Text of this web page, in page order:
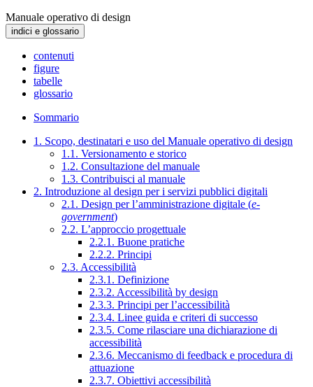
Manuale operativo di design
indici e glossario
contenuti
figure
tabelle
glossario
Sommario
1. Scopo, destinatari e uso del Manuale operativo di design
1.1. Versionamento e storico
1.2. Consultazione del manuale
1.3. Contribuisci al manuale
2. Introduzione al design per i servizi pubblici digitali
2.1. Design per l’amministrazione digitale (e-
government)
2.2. L’approccio progettuale
2.2.1. Buone pratiche
2.2.2. Principi
2.3. Accessibilità
2.3.1. Definizione
2.3.2. Accessibilità by design
2.3.3. Principi per l’accessibilità
2.3.4. Linee guida e criteri di successo
2.3.5. Come rilasciare una dichiarazione di
accessibilità
2.3.6. Meccanismo di feedback e procedura di
attuazione
2.3.7. Obiettivi accessibilità